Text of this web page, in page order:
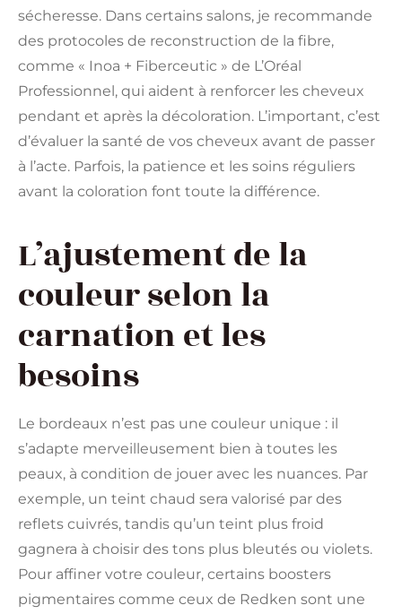
sécheresse. Dans certains salons, je recommande
des protocoles de reconstruction de la fibre,
comme « Inoa + Fiberceutic » de L’Oréal
Professionnel, qui aident à renforcer les cheveux
pendant et après la décoloration. L’important, c’est
d’évaluer la santé de vos cheveux avant de passer
à l’acte. Parfois, la patience et les soins réguliers
avant la coloration font toute la différence.
L’ajustement de la
couleur selon la
carnation et les
besoins
Le bordeaux n’est pas une couleur unique : il
s’adapte merveilleusement bien à toutes les
peaux, à condition de jouer avec les nuances. Par
exemple, un teint chaud sera valorisé par des
reflets cuivrés, tandis qu’un teint plus froid
gagnera à choisir des tons plus bleutés ou violets.
Pour affiner votre couleur, certains boosters
pigmentaires comme ceux de Redken sont une